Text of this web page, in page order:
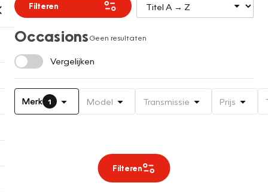
Filteren
OccasionsGeen resultaten
Vergelijken
Merk 1 Model Transmissie Prijs
Filteren